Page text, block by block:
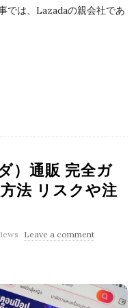
では、Lazadaの親会社であ
）通販 完全ガ
法 リスクや注
Leave a comment